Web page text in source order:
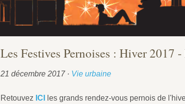
Les Festives Pernoises : Hiver 2017
21 décembre 2017 · Vie urbaine
Retouvez ICI les grands rendez-vous pernois de